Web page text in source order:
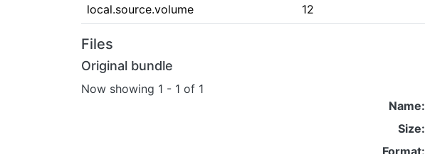
local.source.volume 12
Files
Original bundle
Now showing 1 - 1 of 1
Name:
Size:
Format: